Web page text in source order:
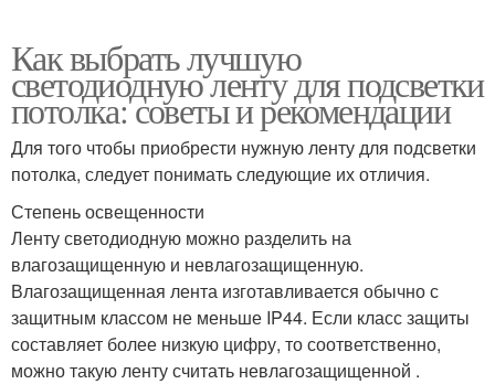
Как выбрать лучшую
светодиодную ленту для подсветки
потолка: советы и рекомендации
Для того чтобы приобрести нужную ленту для подсветки
потолка, следует понимать следующие их отличия.
Степень освещенности
Ленту светодиодную можно разделить на
влагозащищенную и невлагозащищенную.
Влагозащищенная лента изготавливается обычно с
защитным классом не меньше IP44. Если класс защиты
составляет более низкую цифру, то соответственно,
можно такую ленту считать невлагозащищенной .